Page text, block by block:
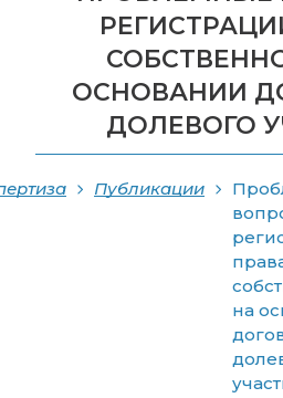
ОСНОВАНИИ
ДОЛЕВОГО
Публикации
на